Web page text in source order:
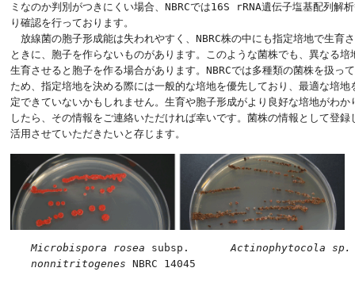
ミなのか判別がつきにくい場合、NBRCでは16S rRNA遺伝子塩基配列解
り確認を行っております。
放線菌の胞子形成能は失われやすく、NBRC株の中にも指定培地で生育
ときに、胞子を作らないものがあります。このような菌株でも、異なる培
生育させると胞子を作る場合があります。NBRCでは多種類の菌株を扱っ
ため、指定培地を決める際には一般的な培地を優先しており、最適な培地
定できていないかもしれません。生育や胞子形成がより良好な培地がわか
したら、その情報をご連絡いただければ幸いです。菌株の情報として登録
活用させていただきたいと存じます。
Microbispora rosea subsp. Actinophytocola sp.
nonnitritogenes NBRC 14045